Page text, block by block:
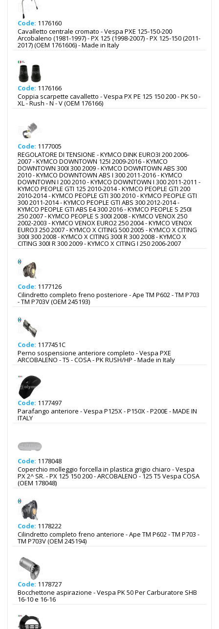
Code: 1176160
Cavalletto centrale cromato - Vespa PXE 125-150-200
Arcobaleno (1981-1997) - PX 125 (1998-2007) - PX 125-150 (2011-
2017) (OEM 1761606) - Made in Italy
Code: 1176166
Coppia scarpette cavalletto - Vespa PX PE 125 150 200 - PK 50 -
XL - Rush - N - V (OEM 176166)
Code: 1177005
REGOLATORE DI TENSIONE - KYMCO DINK EURO3I 200 2006-
2007 - KYMCO DOWNTOWN 125I 2009-2016 - KYMCO
DOWNTOWN 300I 300 2009 - KYMCO DOWNTOWN ABS 300
2010 - KYMCO DOWNTOWN ABS I 300 2011-2016 - KYMCO
DOWNTOWN I 200 2010 - KYMCO DOWNTOWN I 300 2011-2011 -
KYMCO PEOPLE GTI 125 2010-2014 - KYMCO PEOPLE GTI 200
2010-2014 - KYMCO PEOPLE GTI 300 2010 - KYMCO PEOPLE GTI
300 2011-2014 - KYMCO PEOPLE GTI ABS 300 2012-2014 -
KYMCO PEOPLE GTI ABS E4 300 2016 - KYMCO PEOPLE S 250I
250 2007 - KYMCO PEOPLE S 300I 2008 - KYMCO VENOX 250
2002-2003 - KYMCO VENOX EURO2 250 2004 - KYMCO VENOX
EURO3 250 2007 - KYMCO X CITING 500 2005 - KYMCO X CITING
300I 300 2008 - KYMCO X CITING 300I R 300 2008 - KYMCO X
CITING 300I R 300 2009 - KYMCO X CITING I 250 2006-2007
Code: 1177126
Cilindretto completo freno posteriore - Ape TM P602 - TM P703
- TM P703V (OEM 245193)
Code: 1177451C
Perno sospensione anteriore completo - Vespa PXE
ARCOBALENO - T5 - COSA - PK RUSH/HP - Made in Italy
Code: 1177497
Parafango anteriore - Vespa P125X - P150X - P200E - MADE IN
ITALY
Code: 1178048
Coperchio molleggio forcella in plastica grigio chiaro - Vespa
PX 2^ SR. - PX 125 150 200 - ARCOBALENO - 125 T5 Vespa COSA
(OEM 178048)
Code: 1178222
Cilindretto completo freno anteriore - Ape TM P602 - TM P703 -
TM P703V (OEM 245194)
Code: 1178727
Bocchettone aspirazione - Vespa PK 50 Per Carburatore SHB
16-10 e 16-16